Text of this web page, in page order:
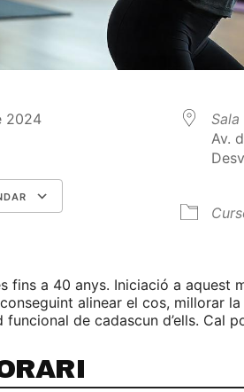
2024
Av.
fins a 40 anys. Iniciació a aquest
alinear el cos, millorar
funcional de cadascun d’ells. Cal